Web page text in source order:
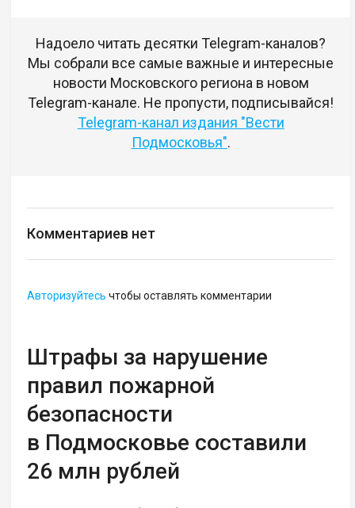
Надоело читать десятки Telegram-каналов?
Мы собрали все самые важные и интересные
новости Московского региона в новом
Telegram-канале. Не пропусти, подписывайся!
Telegram-канал издания "Вести
Подмосковья".
Комментариев нет
Авторизуйтесь чтобы оставлять комментарии
Штрафы за нарушение
правил пожарной
безопасности
в Подмосковье составили
26 млн рублей